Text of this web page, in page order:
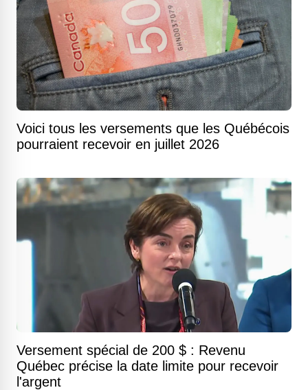
Voici tous les versements que les Québécois
pourraient recevoir en juillet 2026
Versement spécial de 200 $ : Revenu
Québec précise la date limite pour recevoir
l'argent